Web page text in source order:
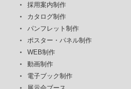
採用案内制作
カタログ制作
パンフレット制作
ポスター・パネル制作
WEB制作
動画制作
電子ブック制作